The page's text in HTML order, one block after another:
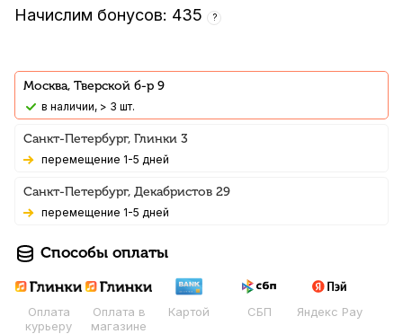
Начислим бонусов: 435 ?
Москва, Тверской б-р 9
В наличии, > 3 шт.
Санкт-Петербург, Глинки 3
Перемещение 1-5 дней
Санкт-Петербург, Декабристов 29
Перемещение 1-5 дней
Способы оплаты
Оплата
курьеру
Оплата в
магазине
Картой СБП Яндекс Pay